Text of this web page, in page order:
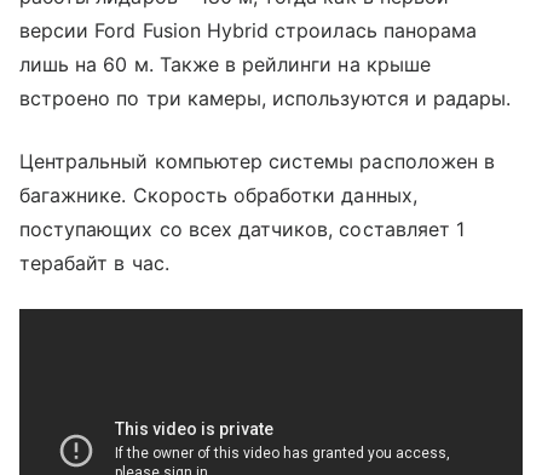
версии Ford Fusion Hybrid строилась панорама
лишь на 60 м. Также в рейлинги на крыше
встроено по три камеры, используются и радары.
Центральный компьютер системы расположен в
багажнике. Скорость обработки данных,
поступающих со всех датчиков, составляет 1
терабайт в час.